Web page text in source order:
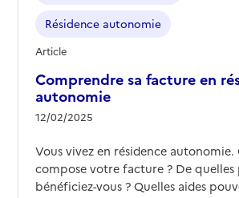
Comprendre sa facture en
autonomie
12/02/2025
Résidence autonomie
Article
Vous vivez en résidence
compose votre facture ? De quelles
bénéficiez-vous ? Quelles aides